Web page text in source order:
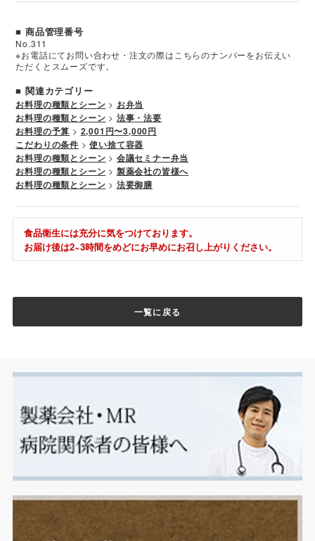
■ 商品管理番号
No.311
※お電話にてお問い合わせ・注文の際はこちらのナンバーをお伝えい
ただくとスムーズです。
■ 関連カテゴリー
お料理の種類とシーン > お弁当
お料理の種類とシーン > 法事・法要
お料理の予算 > 2,001円〜3,000円
こだわりの条件 >使い捨て容器
お料理の種類とシーン > 会議セミナー弁当
お料理の種類とシーン > 製薬会社の皆様へ
お料理の種類とシーン > 法要御膳
食品衛生には充分に気をつけております。
お届け後は2~3時間をめどにお早めにお召し上がりください。
一覧に戻る